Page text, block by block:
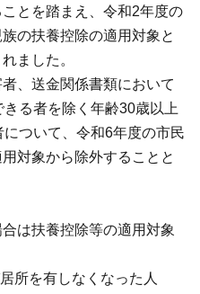
とを踏まえ、令和2年度の
の扶養控除の適用対象と
ました。
、送金関係書類において
る者を除く年齢30歳以上
ついて、令和6年度の市民
対象から除外することと
は扶養控除等の適用対象
所を有しなくなった人